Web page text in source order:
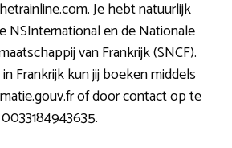
Je hebt natuurlijk
NSInternational en de Nationale
van Frankrijk (SNCF).
Frankrijk kun jij boeken middels
of door contact op te